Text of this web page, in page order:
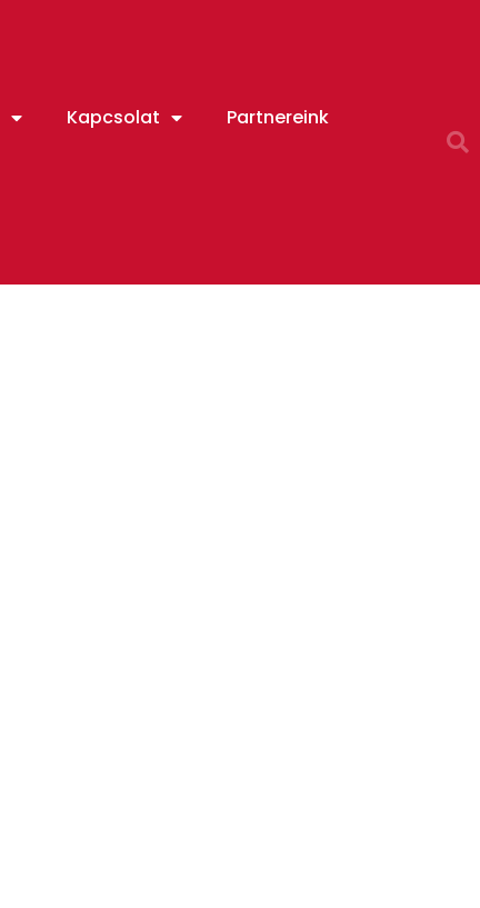
Kapcsolat Partnereink